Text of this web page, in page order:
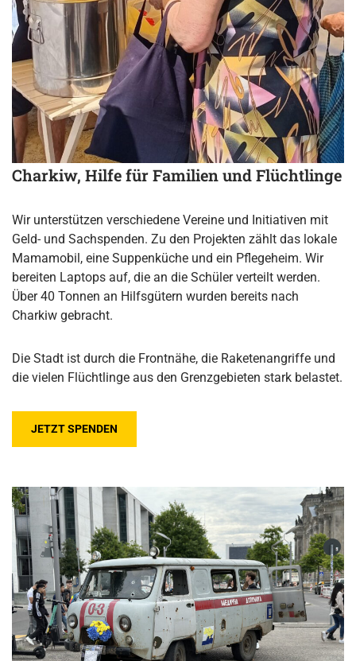
Charkiw, Hilfe für Familien und Flüchtlinge
Wir unterstützen verschiedene Vereine und Initiativen mit
Geld- und Sachspenden. Zu den Projekten zählt das lokale
Mamamobil, eine Suppenküche und ein Pflegeheim. Wir
bereiten Laptops auf, die an die Schüler verteilt werden.
Über 40 Tonnen an Hilfsgütern wurden bereits nach
Charkiw gebracht.
Die Stadt ist durch die Frontnähe, die Raketenangriffe und
die vielen Flüchtlinge aus den Grenzgebieten stark belastet.
JETZT SPENDEN